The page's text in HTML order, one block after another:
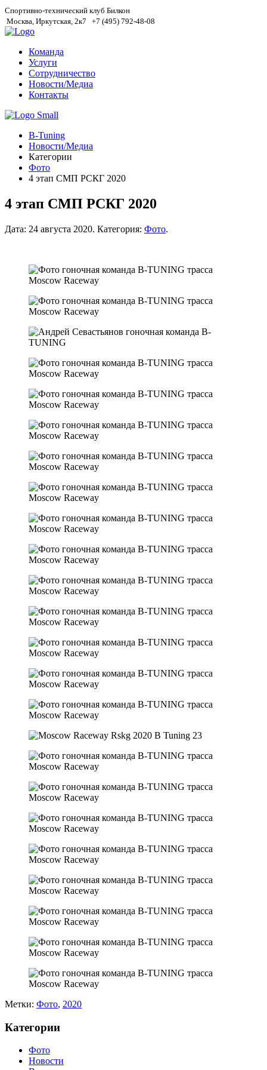
Спортивно-технический клуб Билкон
Москва, Иркутская, 2к7
+7 (495) 792-48-08
Команда
Услуги
Сотрудничество
Новости/Медиа
Контакты
B-Tuning
Новости/Медиа
Категории
Фото
4 этап СМП РСКГ 2020
4 этап СМП РСКГ 2020
Дата: 24 августа 2020. Категория: Фото.
Метки: Фото, 2020
Категории
Фото
Новости